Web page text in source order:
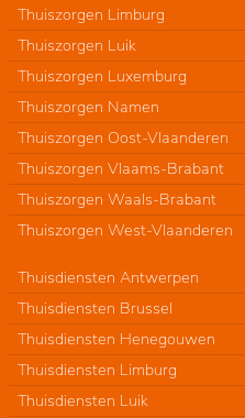
Thuiszorgen Limburg
Thuiszorgen Luik
Thuiszorgen Luxemburg
Thuiszorgen Namen
Thuiszorgen Oost-Vlaanderen
Thuiszorgen Vlaams-Brabant
Thuiszorgen Waals-Brabant
Thuiszorgen West-Vlaanderen
Thuisdiensten Antwerpen
Thuisdiensten Brussel
Thuisdiensten Henegouwen
Thuisdiensten Limburg
Thuisdiensten Luik